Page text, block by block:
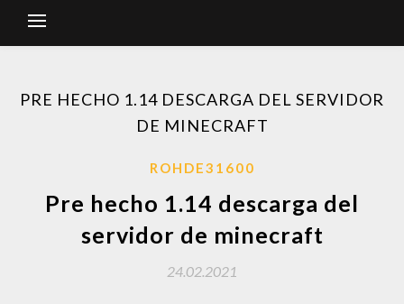
PRE HECHO 1.14 DESCARGA DEL SERVIDOR
DE MINECRAFT
ROHDE31600
Pre hecho 1.14 descarga del
servidor de minecraft
24.02.2021